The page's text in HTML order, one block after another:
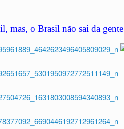
mas, o Brasil não sai da gente